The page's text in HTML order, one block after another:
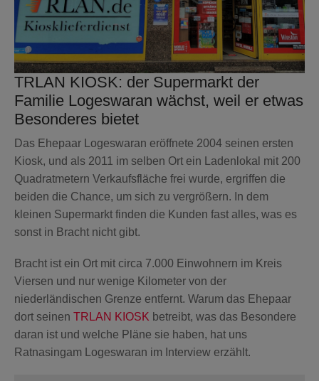
KAMERAS
2-IN-1
SICHERHEITSKAMERA
AUSSENKAMERA
VIDEODETEKTOR
WASSERMELDER
SOS & ÜBERFALL
BLOG
SICHERHEITSRATGEBER
HILFE & KONTAKT
HÄUFIG GESTELLTE
FRAGEN
KONTAKT
TRLAN KIOSK: der Supermarkt der
Familie Logeswaran wächst, weil er etwas
Besonderes bietet
Das Ehepaar Logeswaran eröffnete 2004 seinen ersten
Kiosk, und als 2011 im selben Ort ein Ladenlokal mit 200
Quadratmetern Verkaufsfläche frei wurde, ergriffen die
beiden die Chance, um sich zu vergrößern. In dem
kleinen Supermarkt finden die Kunden fast alles, was es
sonst in Bracht nicht gibt.
Bracht ist ein Ort mit circa 7.000 Einwohnern im Kreis
Viersen und nur wenige Kilometer von der
niederländischen Grenze entfernt. Warum das Ehepaar
dort seinen TRLAN KIOSK betreibt, was das Besondere
daran ist und welche Pläne sie haben, hat uns
Ratnasingam Logeswaran im Interview erzählt.